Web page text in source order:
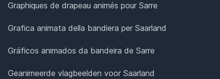
Graphiques de drapeau animés pour Sarre
Grafica animata della bandiera per Saarland
Gráficos animados da bandeira de Sarre
Geanimeerde vlagbeelden voor Saarland